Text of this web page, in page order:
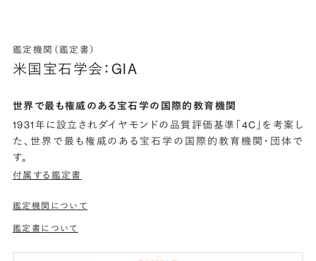
鑑定機関（鑑定書）
米国宝石学会：GIA
世界で最も権威のある宝石学の国際的教育機関
1931年に設立されダイヤモンドの品質評価基準「4C」を考案し
た、世界で最も権威のある宝石学の国際的教育機関・団体で
す。
付属する鑑定書
鑑定機関について
鑑定書について